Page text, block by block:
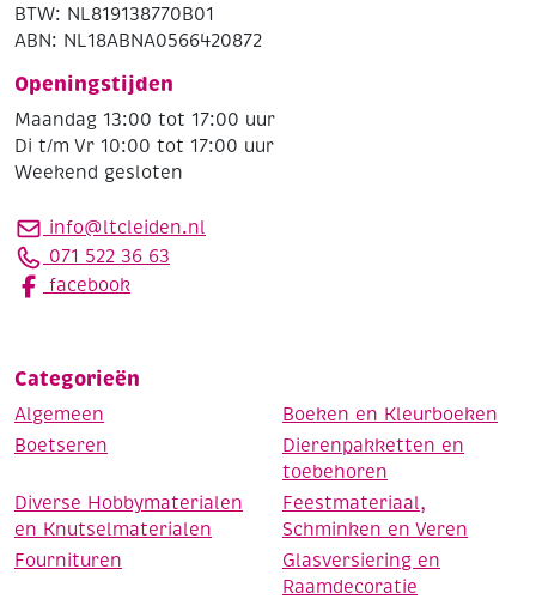
BTW: NL819138770B01
ABN: NL18ABNA0566420872
Openingstijden
Maandag 13:00 tot 17:00 uur
Di t/m Vr 10:00 tot 17:00 uur
Weekend gesloten
info@ltcleiden.nl
071 522 36 63
facebook
Categorieën
Algemeen
Boeken en Kleurboeken
Boetseren
Dierenpakketten en
toebehoren
Diverse Hobbymaterialen
en Knutselmaterialen
Feestmateriaal,
Schminken en Veren
Fournituren
Glasversiering en
Raamdecoratie